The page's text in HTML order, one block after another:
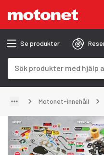
Se produkter
Motonet-innehåll